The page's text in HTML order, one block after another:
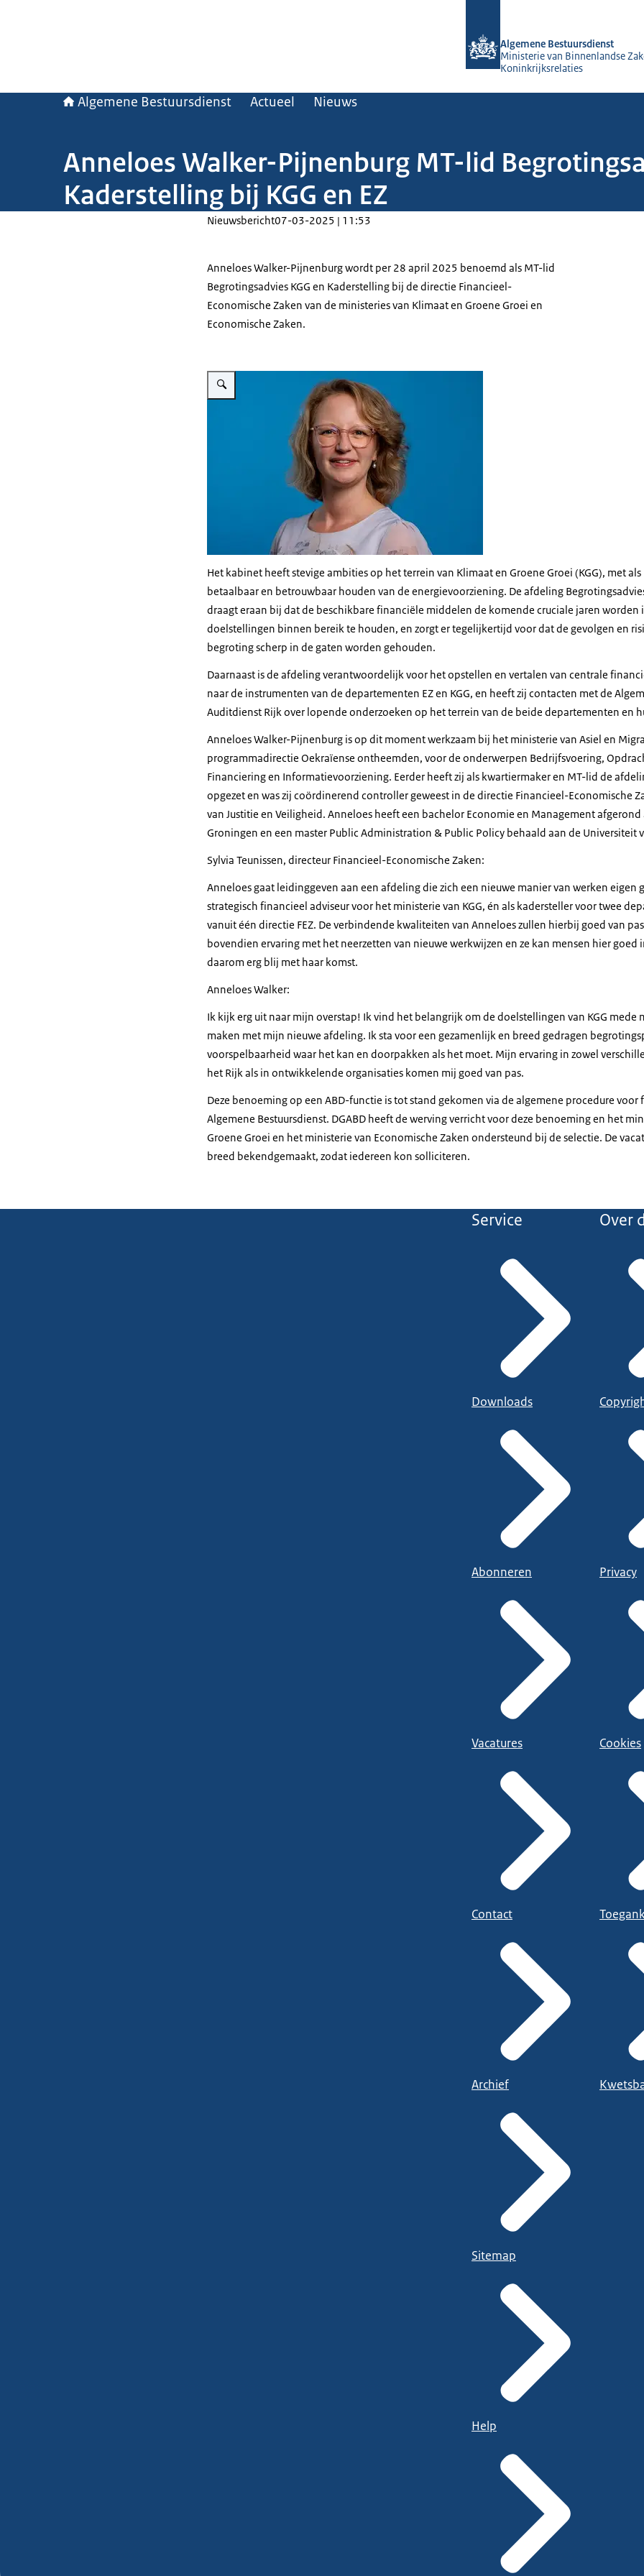
Algemene Bestuursdienst
Ministerie van Binnenlandse
Koninkrijksrelaties
Algemene Bestuursdienst Actueel Nieuws
Anneloes Walker-Pijnenburg MT-lid
Kaderstelling bij KGG en EZ
Nieuwsbericht07-03-2025 | 11:53
Anneloes Walker-Pijnenburg wordt per 28 april 2025 benoemd als MT-lid
Begrotingsadvies KGG en Kaderstelling bij de directie Financieel-
Economische Zaken van de ministeries van Klimaat en Groene Groei en
Economische Zaken.
Vergroot afbeelding Anneloes Walker-Pijnenburg
Het kabinet heeft stevige ambities op het terrein van Klimaat en Groene Groei (KGG), met
betaalbaar en betrouwbaar houden van de energievoorziening. De afdeling
draagt eraan bij dat de beschikbare financiële middelen de komende cruciale jaren worden
doelstellingen binnen bereik te houden, en zorgt er tegelijkertijd voor dat de gevolgen en
begroting scherp in de gaten worden gehouden.
Daarnaast is de afdeling verantwoordelijk voor het opstellen en vertalen van centrale
naar de instrumenten van de departementen EZ en KGG, en heeft zij contacten met de
Auditdienst Rijk over lopende onderzoeken op het terrein van de beide departementen en
Anneloes Walker-Pijnenburg is op dit moment werkzaam bij het ministerie van Asiel en
programmadirectie Oekraïense ontheemden, voor de onderwerpen Bedrijfsvoering,
Financiering en Informatievoorziening. Eerder heeft zij als kwartiermaker en MT-lid de
opgezet en was zij coördinerend controller geweest in de directie Financieel-Economische
van Justitie en Veiligheid. Anneloes heeft een bachelor Economie en Management
Groningen en een master Public Administration & Public Policy behaald aan de Universiteit
Sylvia Teunissen, directeur Financieel-Economische Zaken:
Anneloes gaat leidinggeven aan een afdeling die zich een nieuwe manier van werken eigen
strategisch financieel adviseur voor het ministerie van KGG, én als kadersteller voor twee
vanuit één directie FEZ. De verbindende kwaliteiten van Anneloes zullen hierbij goed van
bovendien ervaring met het neerzetten van nieuwe werkwijzen en ze kan mensen hier goed
daarom erg blij met haar komst.
Anneloes Walker:
Ik kijk erg uit naar mijn overstap! Ik vind het belangrijk om de doelstellingen van KGG mede
maken met mijn nieuwe afdeling. Ik sta voor een gezamenlijk en breed gedragen
voorspelbaarheid waar het kan en doorpakken als het moet. Mijn ervaring in zowel
het Rijk als in ontwikkelende organisaties komen mij goed van pas.
Deze benoeming op een ABD-functie is tot stand gekomen via de algemene procedure voor
Algemene Bestuursdienst. DGABD heeft de werving verricht voor deze benoeming en het
Groene Groei en het ministerie van Economische Zaken ondersteund bij de selectie. De
breed bekendgemaakt, zodat iedereen kon solliciteren.
Service
Downloads
Abonneren
Vacatures
Contact
Archief
Sitemap
Help
Over
Privacy
Cookies